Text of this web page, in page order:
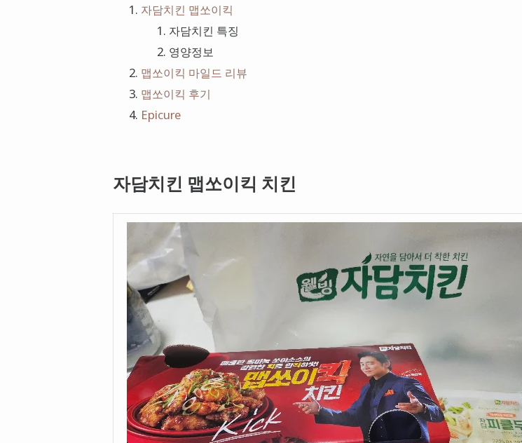
자담치킨 맵쏘이킥
자담치킨 특징
영양정보
맵쏘이킥 마일드 리뷰
맵쏘이킥 후기
Epicure
자담치킨 맵쏘이킥 치킨